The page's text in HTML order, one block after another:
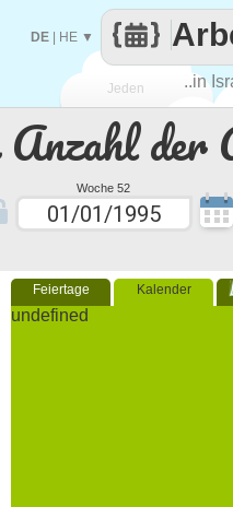
Anzahl
Woche 52
Feiertage Kalender
undefined
Jeden ..in
DE HE ▼